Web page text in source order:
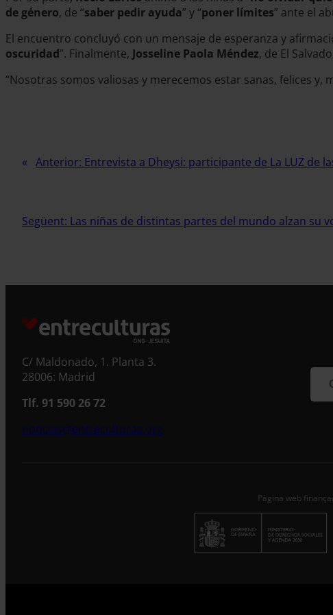
de género, de “saber pedir ayuda” y “poner límites” ante el
El encuentro concluyó con un mensaje de esperanza y
oscuridad”. Finalmente, Josseline Paola Méndez, de El
“Nosotras somos valiosas y merecemos estar sanas, felices
Anterior: Entrevista a Dheysi: participante de La LUZ de
Següent: Las niñas de distintas partes del mundo alzan su
C/ Maldonado, 1. Planta 3.
28006: Madrid
Tlf. 91 590 26 72
noticias@entreculturas.org
Pàgina web